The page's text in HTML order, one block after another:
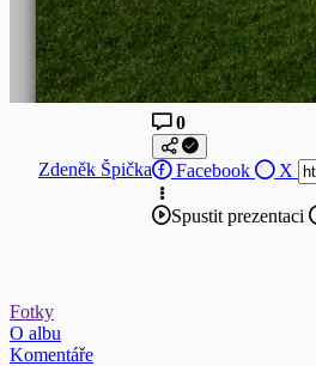
Zdeněk Špička
0
Facebook X
Spustit prezentaci
Fotky
O albu
Komentáře